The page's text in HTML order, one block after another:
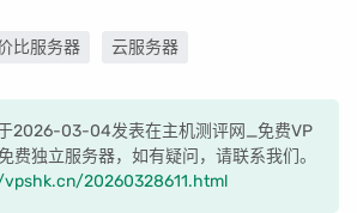
比服务器 云服务器
2026-03-04发表在主机测评网_免费VP
费独立服务器，如有疑问，请联系我们。
20260328611.html